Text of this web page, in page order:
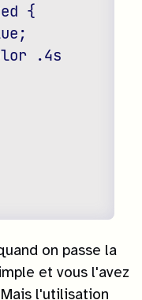
{
on passe la
et vous l'avez
l'utilisation